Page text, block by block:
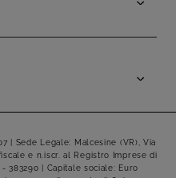
| Sede Legale: Malcesine (VR), Via
e n.iscr. al Registro Imprese di
- 383290 | Capitale sociale: Euro